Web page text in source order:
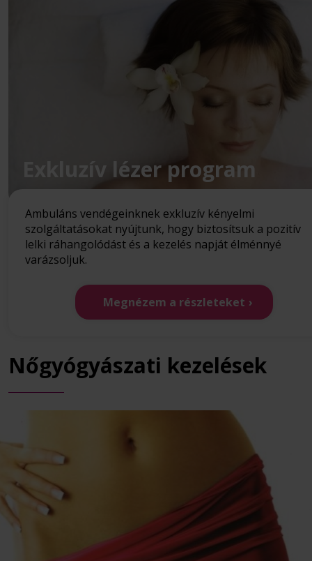
Exkluzív lézer program
Ambuláns vendégeinknek exkluzív kényelmi
szolgáltatásokat nyújtunk, hogy biztosítsuk a pozitív
lelki ráhangolódást és a kezelés napját élménnyé
varázsoljuk.
Megnézem a részleteket
Nőgyógyászati kezelések